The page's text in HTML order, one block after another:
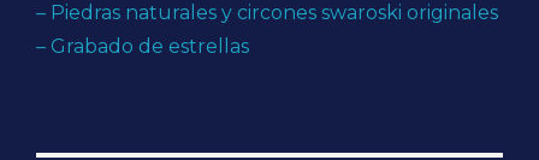
– Piedras naturales y circones swaroski originales
– Grabado de estrellas